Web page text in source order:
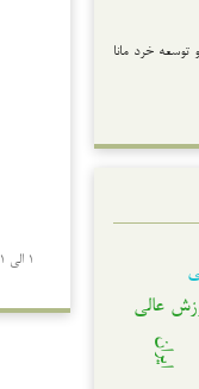
خرد مانا
عالی
ایران
1 الی 1(از مجموع 1 مورد)